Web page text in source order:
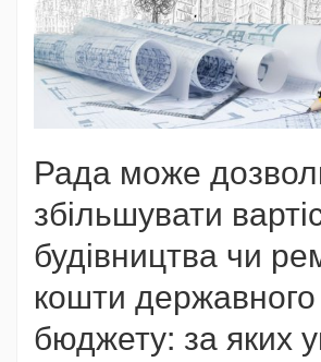
Рада може
збільшувати
будівництва чи
кошти державного
бюджету: за яких